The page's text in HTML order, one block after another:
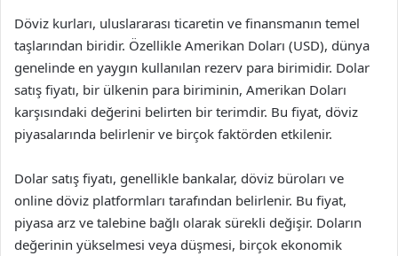
Döviz kurları, uluslararası ticaretin ve finansmanın temel
taşlarından biridir. Özellikle Amerikan Doları (USD), dünya
genelinde en yaygın kullanılan rezerv para birimidir. Dolar
satış fiyatı, bir ülkenin para biriminin, Amerikan Doları
karşısındaki değerini belirten bir terimdir. Bu fiyat, döviz
piyasalarında belirlenir ve birçok faktörden etkilenir.
Dolar satış fiyatı, genellikle bankalar, döviz büroları ve
online döviz platformları tarafından belirlenir. Bu fiyat,
piyasa arz ve talebine bağlı olarak sürekli değişir. Doların
değerinin yükselmesi veya düşmesi, birçok ekonomik